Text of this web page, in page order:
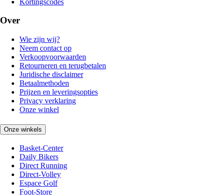
Over
Wie zijn wij?
Neem contact op
Verkoopvoorwaarden
Retourneren en terugbetalen
Juridische disclaimer
Betaalmethoden
Prijzen en leveringsopties
Privacy verklaring
Onze winkel
Onze winkels
Basket-Center
Daily Bikers
Direct Running
Direct-Volley
Espace Golf
Foot-Store